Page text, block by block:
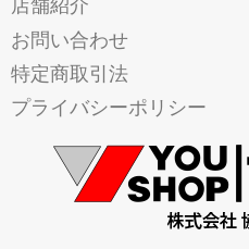
店舗紹介
お問い合わせ
特定商取引法
プライバシーポリシー